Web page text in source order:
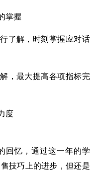
掌握
了解，时刻掌握应对话
，最大提高各项指标完
度
回忆，通过这一年的学
技巧上的进步，但还是